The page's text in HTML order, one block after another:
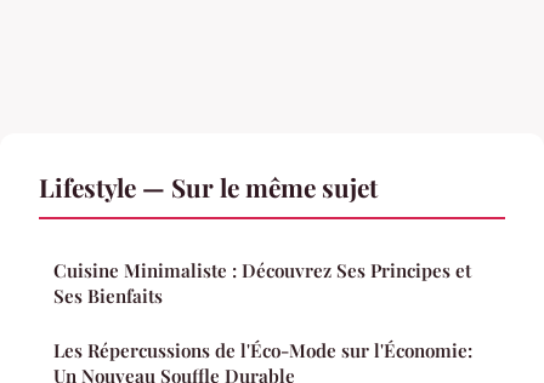
Lifestyle — Sur le même sujet
Cuisine Minimaliste : Découvrez Ses Principes et
Ses Bienfaits
Les Répercussions de l'Éco-Mode sur l'Économie:
Un Nouveau Souffle Durable